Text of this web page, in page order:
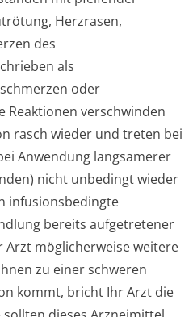
Herzrasen,
des
als
oder
Reaktionen verschwinden
rasch wieder und treten bei
Anwendung langsamerer
nicht unbedingt wieder
infusionsbedingte
bereits aufgetretener
Arzt möglicherweise weitere
zu einer schweren
kommt, bricht Ihr Arzt die